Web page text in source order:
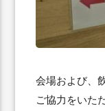
会場および、
ご協力をいた